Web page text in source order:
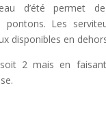
d’été permet
pontons. Les
disponibles en
2 mais en